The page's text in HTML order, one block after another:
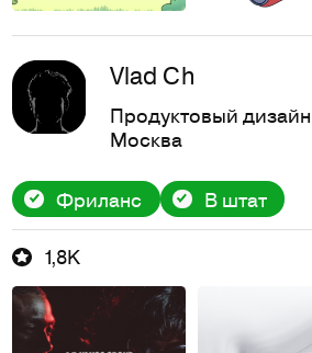
Vlad Ch
Продуктовый дизайн
Москва
Фриланс В штат
1,8K